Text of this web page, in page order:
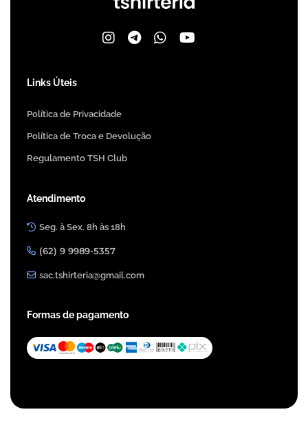
Links Úteis
Política de Privacidade
Política de Troca e Devolução
Regulamento TSH Club
Atendimento
Seg. à Sex. 8h às 18h
(62) 9 9989-5357
sac.tshirteria@gmail.com
Formas de pagamento